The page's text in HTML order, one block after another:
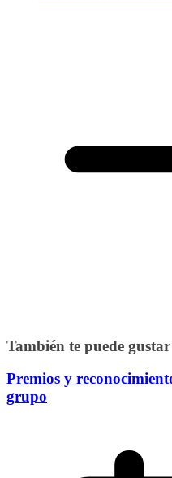
También te puede gustar
Premios y
grupo